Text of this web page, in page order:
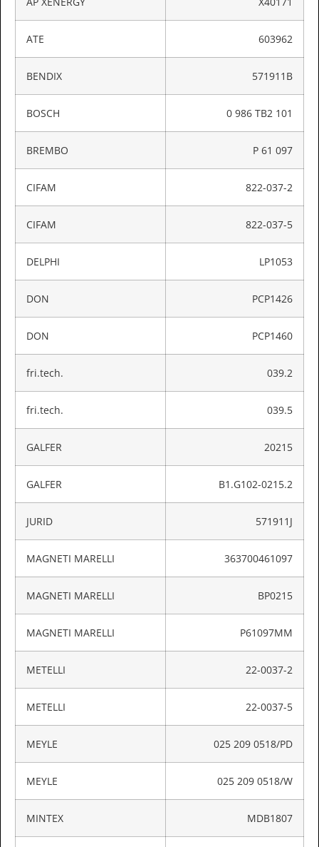
ATE 603962
BENDIX 571911B
BOSCH 0 986 TB2 101
BREMBO P 61 097
CIFAM 822-037-2
CIFAM 822-037-5
DELPHI LP1053
DON PCP1426
DON PCP1460
fri.tech. 039.2
fri.tech. 039.5
GALFER 20215
GALFER B1.G102-0215.2
JURID 571911J
MAGNETI MARELLI 363700461097
MAGNETI MARELLI BP0215
MAGNETI MARELLI P61097MM
METELLI 22-0037-2
METELLI 22-0037-5
MEYLE 025 209 0518/PD
MEYLE 025 209 0518/W
MINTEX MDB1807